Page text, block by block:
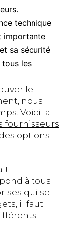
technique
importante
sa sécurité
tous les
le
nous
Voici la
fournisseurs
options
à tous
qui se
il faut